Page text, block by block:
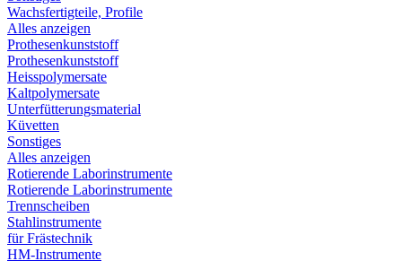
Wachsfertigteile, Profile
Alles anzeigen
Prothesenkunststoff
Prothesenkunststoff
Heisspolymersate
Kaltpolymersate
Unterfütterungsmaterial
Küvetten
Sonstiges
Alles anzeigen
Rotierende Laborinstrumente
Rotierende Laborinstrumente
Trennscheiben
Stahlinstrumente
für Frästechnik
HM-Instrumente